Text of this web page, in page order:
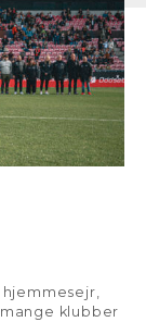
hjemmesejr,
klubber